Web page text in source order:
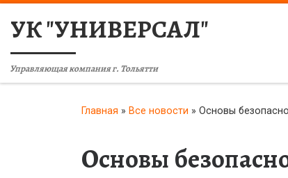
УК "УНИВЕРСАЛ"
Управляющая компания г. Тольятти
Главная » Все новости » Основы
Основы